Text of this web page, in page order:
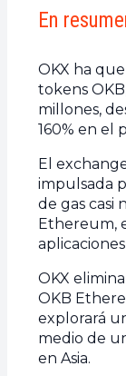
En
OKX ha
tokens
millones,
160% en el
El
impulsada
de gas casi
Ethereum,
OKX
OKB
explorará
medio de
en Asia.